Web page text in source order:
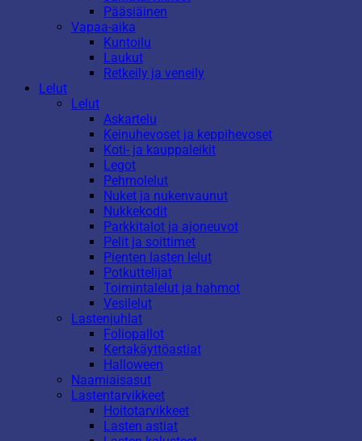
Pääsiäinen
Vapaa-aika
Kuntoilu
Laukut
Retkeily ja veneily
Lelut
Lelut
Askartelu
Keinuhevoset ja keppihevoset
Koti- ja kauppaleikit
Legot
Pehmolelut
Nuket ja nukenvaunut
Nukkekodit
Parkkitalot ja ajoneuvot
Pelit ja soittimet
Pienten lasten lelut
Potkuttelijat
Toimintalelut ja hahmot
Vesilelut
Lastenjuhlat
Foliopallot
Kertakäyttöastiat
Halloween
Naamiaisasut
Lastentarvikkeet
Hoitotarvikkeet
Lasten astiat